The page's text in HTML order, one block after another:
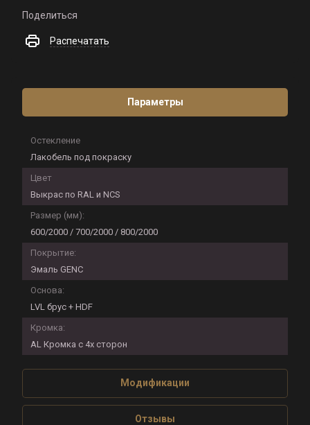
Поделиться
Распечатать
Параметры
Остекление
Лакобель под покраску
Цвет
Выкрас по RAL и NCS
Размер (мм):
600/2000 / 700/2000 / 800/2000
Покрытие:
Эмаль GENC
Основа:
LVL брус + HDF
Кромка:
AL Кромка с 4х сторон
Модификации
Отзывы